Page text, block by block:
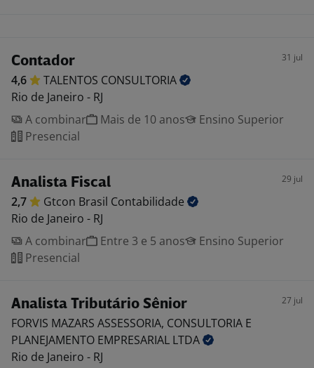
Contador 31 jul
4,6 TALENTOS CONSULTORIA
Rio de Janeiro - RJ
A combinar
Mais de 10 anos
Ensino Superior
Presencial
Analista Fiscal 29 jul
2,7 Gtcon Brasil Contabilidade
Rio de Janeiro - RJ
A combinar
Entre 3 e 5 anos
Ensino Superior
Presencial
Analista Tributário Sênior 27 jul
FORVIS MAZARS ASSESSORIA, CONSULTORIA E
PLANEJAMENTO EMPRESARIAL LTDA
Rio de Janeiro - RJ